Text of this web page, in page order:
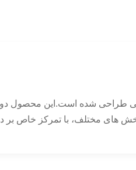
طراحی شده است.این محصول
های مختلف، با تمرکز خاص